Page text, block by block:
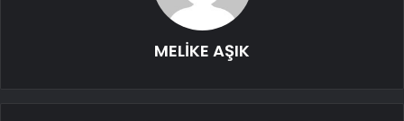
MELİKE AŞIK